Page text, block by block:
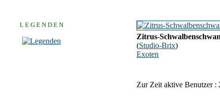
L E G E N D E N
Zitrus-
(Studio-Brix)
Exoten
Zur Zeit aktive Benutzer :